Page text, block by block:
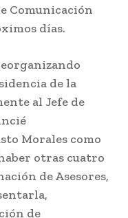
Comunicación
días.
de la
al Jefe de
Morales como
otras cuatro
de Asesores,
de